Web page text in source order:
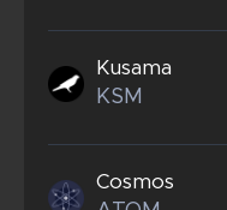
Kusama
KSM
Cosmos